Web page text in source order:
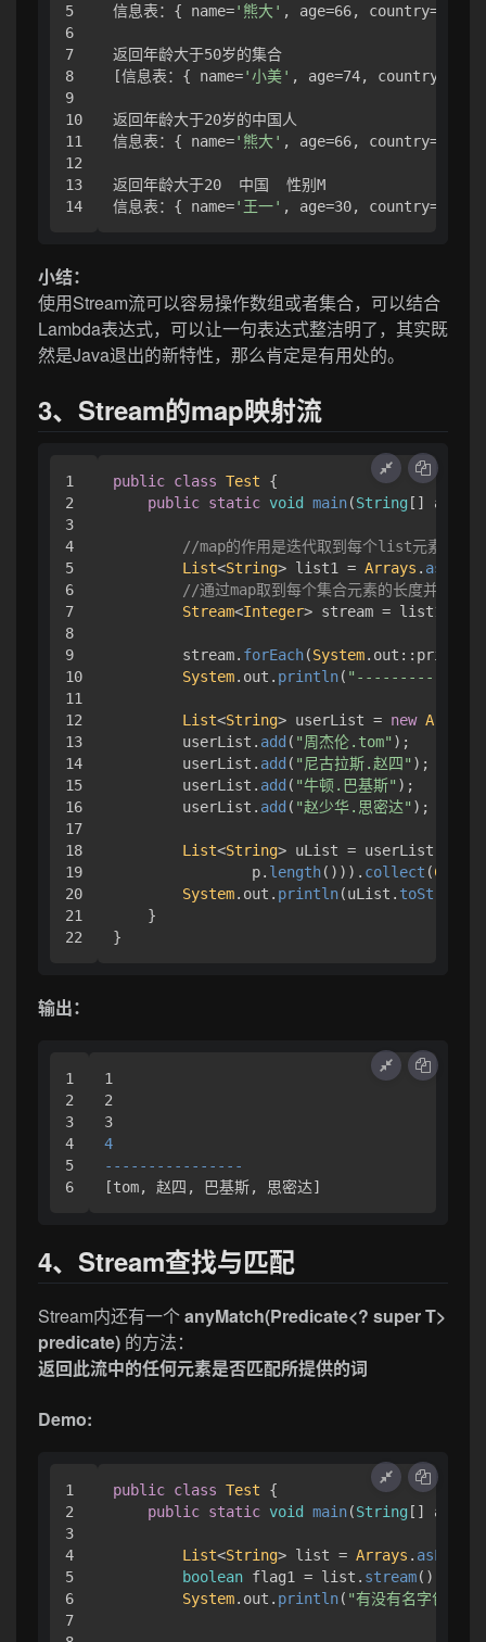
5
6
7
8
9
10
11
12
13
信息表：{ name='熊大' , age=66, country=
返回年龄大于50岁的集合
[信息表：{ name='小美' , age=74, country=
返回年龄大于20岁的中国人
信息表：{ name='熊大' , age=66, country=
返回年龄大于20  中国  性别M
信息表：{ name='王一' , age=30, country=
小结：
使用Stream流可以容易操作数组或者集合，可以结合
Lambda表达式，可以让一句表达式整洁明了，其实既
然是Java退出的新特性，那么肯定是有用处的。
3、Stream的map映射流
1
2
3
4
5
6
7
8
9
10
11
12
13
14
15
16
17
18
19
20
21
public class Test {
public static void main(String [] args
//map的作用是迭代取到每个list元素，再通
List<String> list1 = Arrays . asList
//通过map取到每个集合元素的长度并返回
Stream<Integer> stream = list1.
        stream.
forEach(System. out
System. out . println(
List<String> userList = new
        userList.
add ( "周杰伦.tom" );
        userList.
add ( "尼古拉斯.赵四" );
        userList.
add ( "牛顿.巴基斯" );
        userList.
add ( "赵少华.思密达" );
List<String> uList = userList.
                p.
length())). collect (
System. out . println(uList. toString
    }
}
输出：
1
2
3
4
5
1
2
4
----------------
[tom, 赵四, 巴基斯, 思密达]
4、Stream查找与匹配
Stream内还有一个anyMatch(Predicate<? super T>
predicate) 的方法：
返回此流中的任何元素是否匹配所提供的词
Demo:
1
2
3
4
5
6
7
public class Test {
public static void main(String [] args
List<String> list = Arrays . asList
boolean flag1 = list. stream().
System. out . println( "有没有名字包含燕